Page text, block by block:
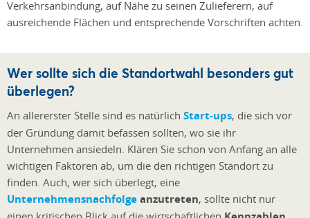
Verkehrsanbindung, auf Nähe zu seinen Zulieferern, auf
ausreichende Flächen und entsprechende Vorschriften achten.
Wer sollte sich die Standortwahl besonders gut
überlegen?
An allererster Stelle sind es natürlich Start-ups, die sich vor
der Gründung damit befassen sollten, wo sie ihr
Unternehmen ansiedeln. Klären Sie schon von Anfang an alle
wichtigen Faktoren ab, um die den richtigen Standort zu
finden. Auch, wer sich überlegt, eine
Unternehmensnachfolgeanzutreten, sollte nicht nur